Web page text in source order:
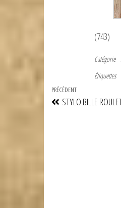
(743)
Catégorie
Étiquettes
Navigation
de
Article
précédent
PRÉCÉDENT
STYLO BILLE